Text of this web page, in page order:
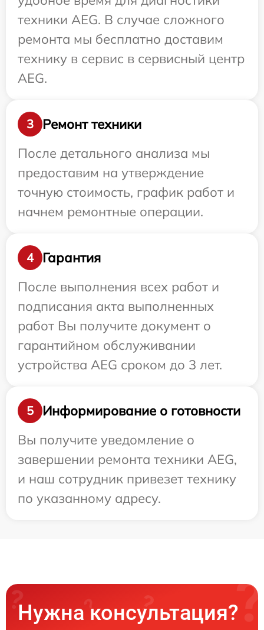
техники AEG. В случае сложного
ремонта мы бесплатно доставим
технику в сервис в сервисный центр
AEG.
3
Ремонт техники
После детального анализа мы
предоставим на утверждение
точную стоимость, график работ и
начнем ремонтные операции.
4
Гарантия
После выполнения всех работ и
подписания акта выполненных
работ Вы получите документ о
гарантийном обслуживании
устройства AEG сроком до 3 лет.
5
Информирование о готовности
Вы получите уведомление о
завершении ремонта техники AEG,
и наш сотрудник привезет технику
по указанному адресу.
Нужна консультация?